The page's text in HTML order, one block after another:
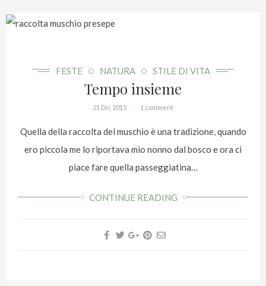
FESTE NATURA STILE DI VITA
Tempo insieme
21 Dic 2015 1 comment
Quella della raccolta del muschio è una tradizione, quando
ero piccola me lo riportava mio nonno dal bosco e ora ci
piace fare quella passeggiatina…
CONTINUE READING